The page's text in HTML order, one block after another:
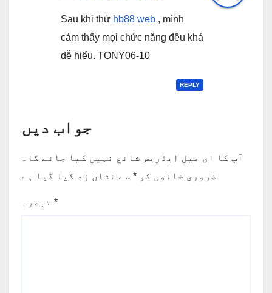
Sau khi thử hb88 web , mình
cảm thấy mọi chức năng đều khá
dễ hiểu. TONY06-10
REPLY
جواب دیں
آپ کا ای میل ایڈریس شائع نہیں کیا جائے گا۔
ضروری خانوں کو * سے نشان زد کیا گیا ہے
*